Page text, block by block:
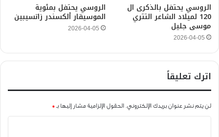
الروسي يحتفل بالذكرى ال
120 لميلاد الشاعر التتري
موسى جليل
2026-04-05
الروسي يحتفل بمئوية
الموسيقار ألكسندر زاتسيبين
2026-04-05
اترك تعليقاً
لن يتم نشر عنوان بريدك الإلكتروني. الحقول الإلزامية مشار إليها بـ *